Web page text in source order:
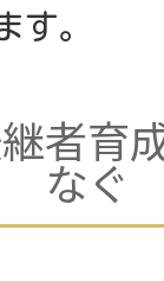
す。
者育
なぐ